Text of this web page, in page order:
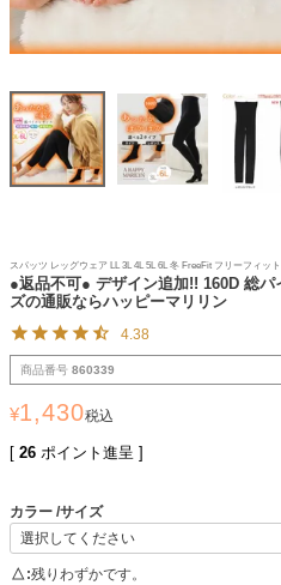
スパッツ レッグウェア LL 3L 4L 5L 6L 冬 FreeFit フリーフィッ
●返品不可● デザイン追加!! 160D 総
ズの通販ならハッピーマリリン
4.38
商品番号 860339
¥1,430税込
[ 26 ポイント進呈 ]
カラー サイズ
△ 残りわずかです。